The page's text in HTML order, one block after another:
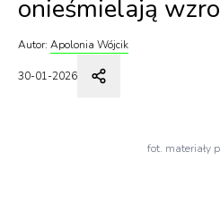
onieśmielają
Autor: Apolonia Wójcik
30-01-2026
fot. materiały